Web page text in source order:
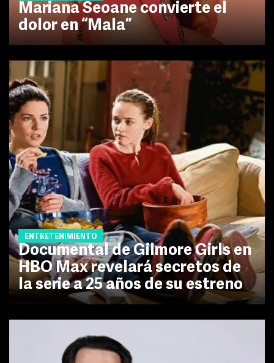
Mariana Seoane convierte el
dolor en “Mala”
ENTRETENIMIENTO
Documental de Gilmore Girls en
HBO Max revelará secretos de
la serie a 25 años de su estreno